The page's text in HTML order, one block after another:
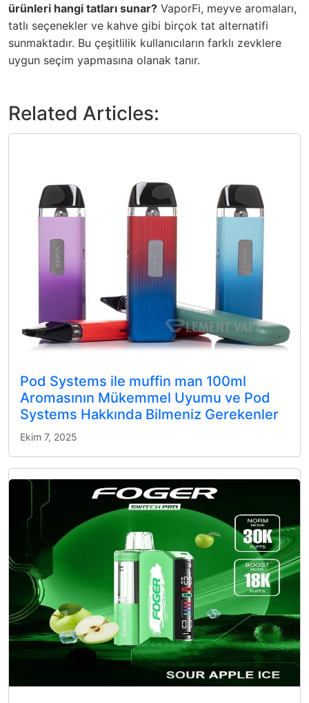
ürünleri hangi tatları sunar? VaporFi, meyve aromaları,
tatlı seçenekler ve kahve gibi birçok tat alternatifi
sunmaktadır. Bu çeşitlilik kullanıcıların farklı zevklere
uygun seçim yapmasına olanak tanır.
Related Articles:
Pod Systems ile muffin man 100ml
Aromasının Mükemmel Uyumu ve Pod
Systems Hakkında Bilmeniz Gerekenler
Ekim 7, 2025